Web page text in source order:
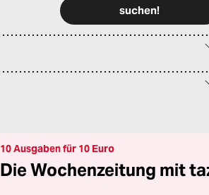
10 Ausgaben für 10 Euro
Die Wochenzeitung mit